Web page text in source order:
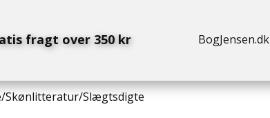
BogJensen.dk
fragt over 350 kr
/Skønlitteratur/Slægtsdigte